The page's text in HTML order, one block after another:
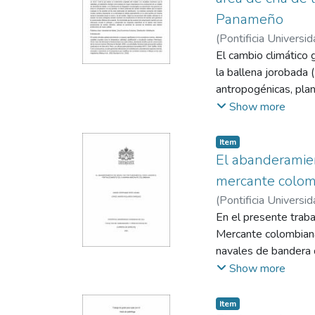
atravesar la
Panameño
(Pontificia
El cambio climático
la ballena jorobada
antropogénicas,
Para este estudio
jorobadas. Estas
como el parto y la
algoritmo de
batimetría y
RCP26 y RCP85
rendimiento
de mayor
novaeangliae se
climático difiere
Panamá donde la
Show more
Item
El
mercante
(Pontificia
Langer, Gloria Inés
En el presente
Mercante
navales de bandera
importancia que
legal vigente que
Show more
Item